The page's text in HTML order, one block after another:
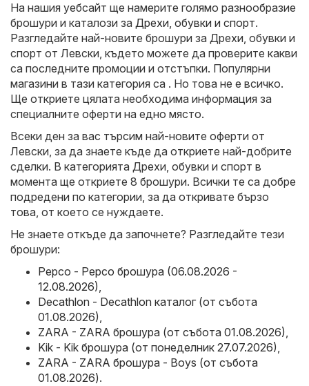
На нашия уебсайт ще намерите голямо разнообразие
брошури и каталози за Дрехи, обувки и спорт.
Разгледайте най-новите брошури за Дрехи, обувки и
спорт от Левски, където можете да проверите какви
са последните промоции и отстъпки. Популярни
магазини в тази категория са . Но това не е всичко.
Ще откриете цялата необходима информация за
специалните оферти на едно място.
Всеки ден за вас търсим най-новите оферти от
Левски, за да знаете къде да откриете най-добрите
сделки. В категорията Дрехи, обувки и спорт в
момента ще откриете 8 брошури. Всички те са добре
подредени по категории, за да откривате бързо
това, от което се нуждаете.
Не знаете откъде да започнете? Разгледайте тези
брошури:
Pepco - Pepco брошура (06.08.2026 -
12.08.2026),
Decathlon - Decathlon каталог (от събота
01.08.2026),
ZARA - ZARA брошура (от събота 01.08.2026),
Kik - Kik брошура (от понеделник 27.07.2026),
ZARA - ZARA брошура - Boys (от събота
01.08.2026).